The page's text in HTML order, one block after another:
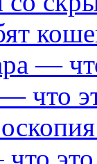
—
что